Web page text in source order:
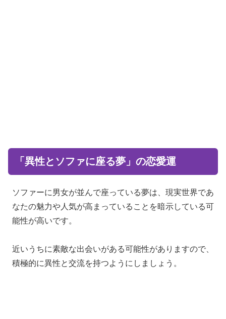
「異性とソファに座る夢」の恋愛運
ソファーに男女が並んで座っている夢は、現実世界であ
なたの魅力や人気が高まっていることを暗示している可
能性が高いです。
近いうちに素敵な出会いがある可能性がありますので、
積極的に異性と交流を持つようにしましょう。